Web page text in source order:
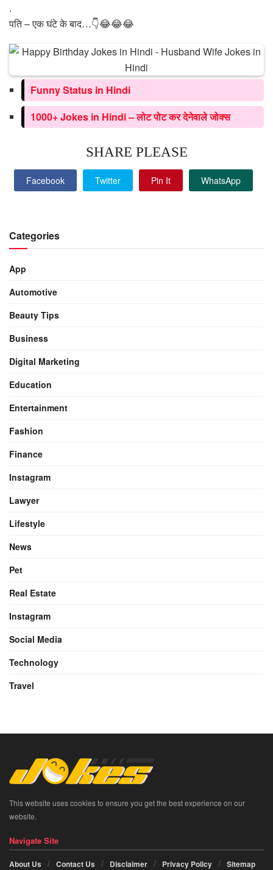
.
पति – एक घंटे के बाद…👇😂😂😂
Funny Status in Hindi
1000+ Jokes in Hindi – लोट पोट कर देनेवाले जोक्स
SHARE PLEASE
Facebook Twitter Pin It WhatsApp
Categories
App
Automotive
Beauty Tips
Business
Digital Marketing
Education
Entertainment
Fashion
Finance
Instagram
Lawyer
Lifestyle
News
Pet
Real Estate
Instagram
Social Media
Technology
Travel
This website uses cookies to ensure you get the best experience on our
website.
Navigate Site
About Us Contact Us Disclaimer Privacy Policy Sitemap